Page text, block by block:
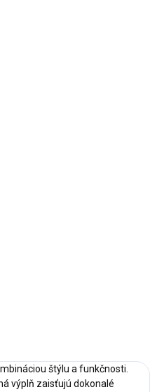
štýlu a funkčnosti.
výplň zaisťujú dokonalé